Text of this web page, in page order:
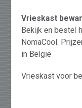
Vrieskast
Bekijk en bestel
NomaCool.
in België
Vrieskast voor